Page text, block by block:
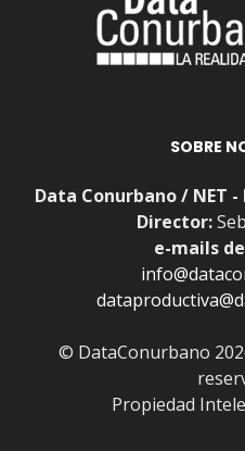
SOBRE
Data Conurbano / NET
Director:
e-mails
© DataConurbano
Propiedad